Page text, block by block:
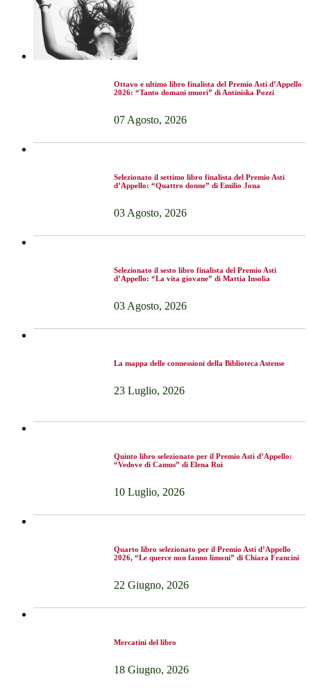
Ottavo e ultimo libro finalista del Premio Asti d’Appello
2026: “Tanto domani muori” di Antiniska Pozzi
07 Agosto, 2026
Selezionato il settimo libro finalista del Premio Asti
d’Appello: “Quattro donne” di Emilio Jona
03 Agosto, 2026
Selezionato il sesto libro finalista del Premio Asti
d’Appello: “La vita giovane” di Mattia Insolia
03 Agosto, 2026
La mappa delle connessioni della Biblioteca Astense
23 Luglio, 2026
Quinto libro selezionato per il Premio Asti d’Appello:
“Vedove di Camus” di Elena Rui
10 Luglio, 2026
Quarto libro selezionato per il Premio Asti d’Appello
2026, “Le querce non fanno limoni” di Chiara Francini
22 Giugno, 2026
Mercatini del libro
18 Giugno, 2026